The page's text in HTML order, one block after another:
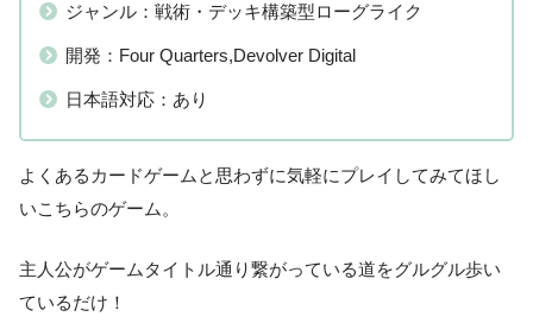
ジャンル：戦術・デッキ構築型ローグライク
開発：Four Quarters,Devolver Digital
日本語対応：あり
よくあるカードゲームと思わずに気軽にプレイしてみてほし
いこちらのゲーム。
主人公がゲームタイトル通り繋がっている道をグルグル歩い
ているだけ！